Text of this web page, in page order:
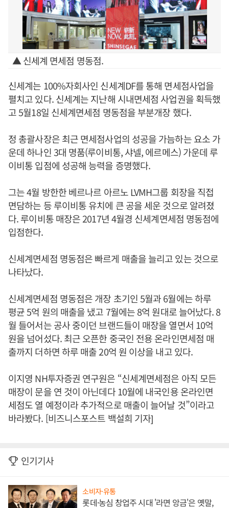
▲ 신세계 면세점 명동점.
신세계는 100%자회사인 신세계DF를 통해 면세점사업을
펼치고 있다. 신세계는 지난해 시내면세점 사업권을 획득했
고 5월18일 신세계면세점 명동점을 부분개장 했다.
정 총괄사장은 최근 면세점사업의 성공을 가늠하는 요소 가
운데 하나인 3대 명품(루이비통, 샤넬, 에르메스) 가운데 루
이비통 입점에 성공해 능력을 증명했다.
그는 4월 방한한 베르나르 아르노 LVMH그룹 회장을 직접
면담하는 등 루이비통 유치에 큰 공을 세운 것으로 알려졌
다. 루이비통 매장은 2017년 4월경 신세계면세점 명동점에
입점한다.
신세계면세점 명동점은 빠르게 매출을 늘리고 있는 것으로
나타났다.
신세계면세점 명동점은 개장 초기인 5월과 6월에는 하루
평균 5억 원의 매출을 냈고 7월에는 8억 원대로 늘어났다. 8
월 들어서는 공사 중이던 브랜드들이 매장을 열면서 10억
원을 넘어섰다. 최근 오픈한 중국인 전용 온라인면세점 매
출까지 더하면 하루 매출 20억 원 이상을 내고 있다.
이지영 NH투자증권 연구원은 “신세계면세점은 아직 모든
매장이 문을 연 것이 아닌데다 10월에 내국인용 온라인면
세점도 열 예정이라 추가적으로 매출이 늘어날 것”이라고
바라봤다. [비즈니스포스트 백설희 기자]
인기기사
소비자·유통
롯데·농심 창업주 시대 '라면 앙금'은 옛말,